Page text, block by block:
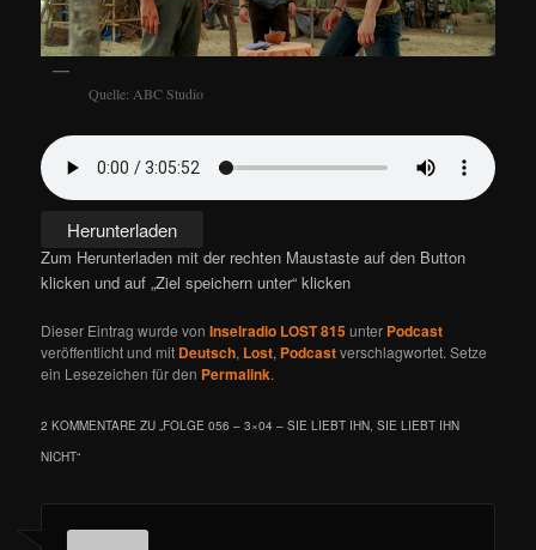
Quelle: ABC Studio
Herunterladen
Zum Herunterladen mit der rechten Maustaste auf den Button
klicken und auf „Ziel speichern unter“ klicken
Dieser Eintrag wurde vonInselradio LOST 815unter Podcast
veröffentlicht und mit Deutsch, Lost, Podcastverschlagwortet. Setze
ein Lesezeichen für den Permalink.
2 KOMMENTARE ZU „FOLGE 056 – 3×04 – SIE LIEBT IHN, SIE LIEBT IHN
NICHT“